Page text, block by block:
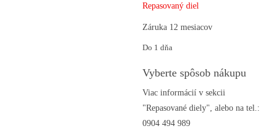
Repasovaný diel
Záruka 12 mesiacov
Do 1 dňa
Vyberte spôsob nákupu
Viac informácií v sekcii
"Repasované diely", alebo na tel.:
0904 494 989